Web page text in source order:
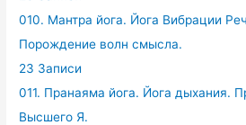
010. Мантра йога. Йога Вибрации
Порождение волн смысла.
23 Записи
011. Пранаяма йога. Йога дыхания.
Высшего Я.